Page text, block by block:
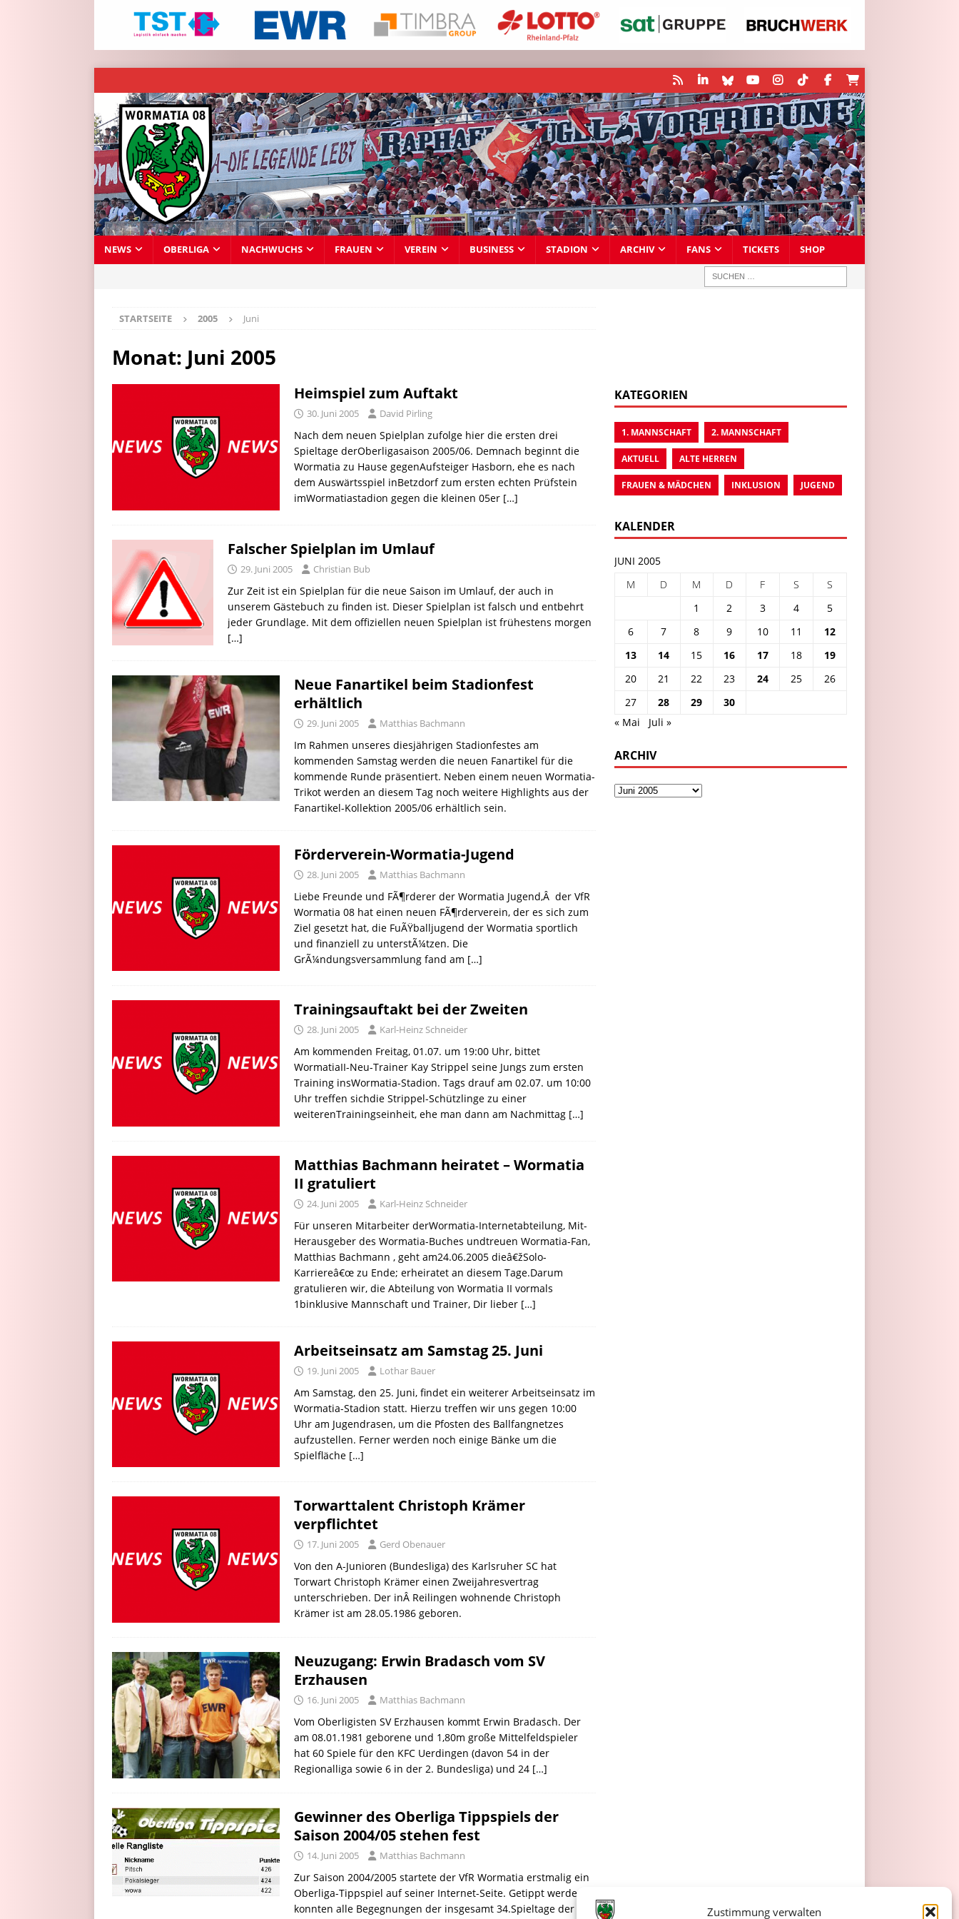
Zustimmung verwalten
NEWS OBERLIGA NACHWUCHS FRAUEN VEREIN BUSINESS STADION ARCHIV FANS TICKETS SHOP
STARTSEITE 2005 Juni
Monat: Juni 2005
Heimspiel zum Auftakt
30. Juni 2005 David Pirling
Nach dem neuen Spielplan zufolge hier die ersten drei
Spieltage derOberligasaison 2005/06. Demnach beginnt die
Wormatia zu Hause gegenAufsteiger Hasborn, ehe es nach
dem Auswärtsspiel inBetzdorf zum ersten echten Prüfstein
imWormatiastadion gegen die kleinen 05er […]
Falscher Spielplan im Umlauf
29. Juni 2005 Christian Bub
Zur Zeit ist ein Spielplan für die neue Saison im Umlauf, der auch in
unserem Gästebuch zu finden ist. Dieser Spielplan ist falsch und entbehrt
jeder Grundlage. Mit dem offiziellen neuen Spielplan ist frühestens morgen
[…]
Neue Fanartikel beim Stadionfest
erhältlich
29. Juni 2005 Matthias Bachmann
Im Rahmen unseres diesjährigen Stadionfestes am
kommenden Samstag werden die neuen Fanartikel für die
kommende Runde präsentiert. Neben einem neuen Wormatia-
Trikot werden an diesem Tag noch weitere Highlights aus der
Fanartikel-Kollektion 2005/06 erhältlich sein.
Förderverein-Wormatia-Jugend
28. Juni 2005 Matthias Bachmann
Liebe Freunde und FÃ¶rderer der Wormatia Jugend,Â der VfR
Wormatia 08 hat einen neuen FÃ¶rderverein, der es sich zum
Ziel gesetzt hat, die FuÃŸballjugend der Wormatia sportlich
und finanziell zu unterstÃ¼tzen. Die
GrÃ¼ndungsversammlung fand am […]
Trainingsauftakt bei der Zweiten
28. Juni 2005 Karl-Heinz Schneider
Am kommenden Freitag, 01.07. um 19:00 Uhr, bittet
WormatiaII-Neu-Trainer Kay Strippel seine Jungs zum ersten
Training insWormatia-Stadion. Tags drauf am 02.07. um 10:00
Uhr treffen sichdie Strippel-Schützlinge zu einer
weiterenTrainingseinheit, ehe man dann am Nachmittag […]
Matthias Bachmann heiratet – Wormatia
II gratuliert
24. Juni 2005 Karl-Heinz Schneider
Für unseren Mitarbeiter derWormatia-Internetabteilung, Mit-
Herausgeber des Wormatia-Buches undtreuen Wormatia-Fan,
Matthias Bachmann , geht am24.06.2005 dieâ€žSolo-
Karriereâ€œ zu Ende; erheiratet an diesem Tage.Darum
gratulieren wir, die Abteilung von Wormatia II vormals
1binklusive Mannschaft und Trainer, Dir lieber […]
Arbeitseinsatz am Samstag 25. Juni
19. Juni 2005 Lothar Bauer
Am Samstag, den 25. Juni, findet ein weiterer Arbeitseinsatz im
Wormatia-Stadion statt. Hierzu treffen wir uns gegen 10:00
Uhr am Jugendrasen, um die Pfosten des Ballfangnetzes
aufzustellen. Ferner werden noch einige Bänke um die
Spielfläche […]
Torwarttalent Christoph Krämer
verpflichtet
17. Juni 2005 Gerd Obenauer
Von den A-Junioren (Bundesliga) des Karlsruher SC hat
Torwart Christoph Krämer einen Zweijahresvertrag
unterschrieben. Der inÂ Reilingen wohnende Christoph
Krämer ist am 28.05.1986 geboren.
Neuzugang: Erwin Bradasch vom SV
Erzhausen
16. Juni 2005 Matthias Bachmann
Vom Oberligisten SV Erzhausen kommt Erwin Bradasch. Der
am 08.01.1981 geborene und 1,80m große Mittelfeldspieler
hat 60 Spiele für den KFC Uerdingen (davon 54 in der
Regionalliga sowie 6 in der 2. Bundesliga) und 24 […]
Gewinner des Oberliga Tippspiels der
Saison 2004/05 stehen fest
14. Juni 2005 Matthias Bachmann
Zur Saison 2004/2005 startete der VfR Wormatia erstmalig ein
Oberliga-Tippspiel auf seiner Internet-Seite. Getippt werden
konnten alle Begegnungen der insgesamt 34.Spieltage der
KATEGORIEN
1. MANNSCHAFT 2. MANNSCHAFT
AKTUELL ALTE HERREN
FRAUEN & MÄDCHEN INKLUSION JUGEND
KALENDER
JUNI 2005
M
D M D F S
S
1
2 3 4
5
6
7 8 9 10 11
12
13
14 15 16 17 18
19
20
21 22 23 24 25
26
27
28 29
30
« Mai
Juli »
ARCHIV